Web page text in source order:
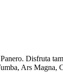
Disfruta
Ars